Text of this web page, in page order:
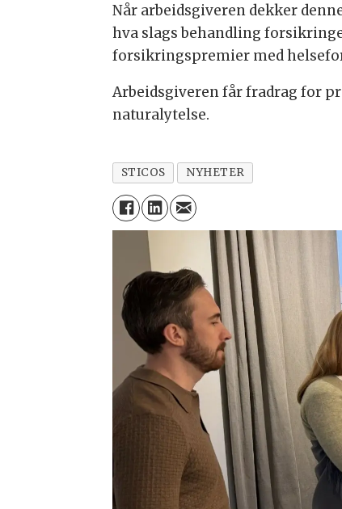
Når arbeidsgiveren dekker
hva slags behandling
forsikringspremier med
Arbeidsgiveren får fradrag for
naturalytelse.
STICOS NYHETER